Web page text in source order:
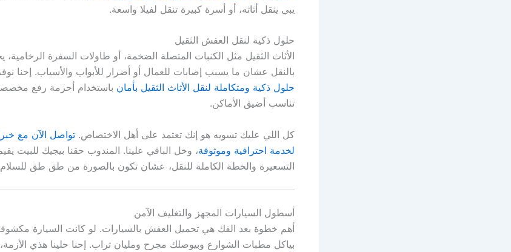
يبي ينقل أثاثه، أو أسرة كبيرة تنقل لفيلا واسعة.
حلول ذكية لنقل العفش الثقيل
الأثاث الثقيل مثل الكنبات المتصلة الضخمة، أو طاولات السفرة الرخامية،
بالنقل عشان ما يسبب إصابات للعمال أو أضرار للأبواب والأسياب. إحنا نوفر
حلول ذكية ومتكاملة لنقل الأثاث الثقيل بأمان باستخدام أحزمة رفع
تناسب أضيق الأماكن.
كل اللي عليك تسويه هو إنك تعتمد على أهل الاختصاص. تواصل الآن مع
لخدمة احترافية وموثوقة، وخل الباقي علينا. المندوب حقنا بيجيك للبيت
التسعيرة والخطة الكاملة للنقل، عشان تكون بالصورة من طق طق
أسطول السيارات المجهز والتغليف الآمن
أهم خطوة بعد الفك هي تحميل العفش بالسيارات. لو كانت السيارة
بياكل مطبات الشوارع وبيوصلك مجرح ومليان تراب. إحنا حلينا هذي